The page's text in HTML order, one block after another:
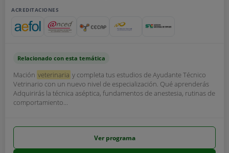
ACREDITACIONES
Relacionado con esta temática
Mación veterinaria y completa tus estudios de Ayudante Técnico
Vetrinario con un nuevo nivel de especialización. Qué aprenderás
Adquirirás la técnica aséptica, fundamentos de anestesia, rutinas de
comportamiento...
Ver programa